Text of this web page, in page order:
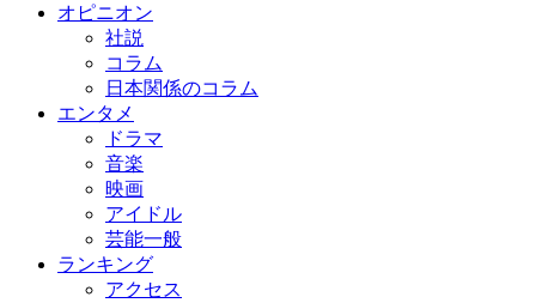
オピニオン
社説
コラム
日本関係のコラム
エンタメ
ドラマ
音楽
映画
アイドル
芸能一般
ランキング
アクセス